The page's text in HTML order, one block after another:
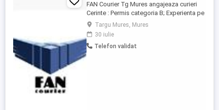
FAN Courier Tg Mures angajeaza curieri
Cerinte : Permis categoria B; Experienta pe
un post similar constituie un avantaj;
Scoala profesionala liceu; Persoana
responsabila; Respectarea procesurilor
de lucru; Oferim salariu motivant + bonuri
Targu Mures, Mures
30 iulie
Telefon validat